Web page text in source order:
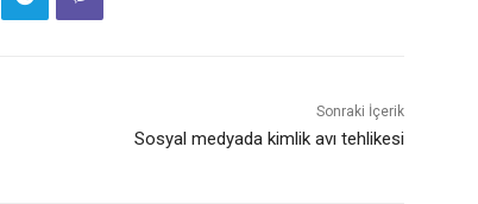
Sonraki İçerik
Sosyal medyada kimlik avı tehlikesi